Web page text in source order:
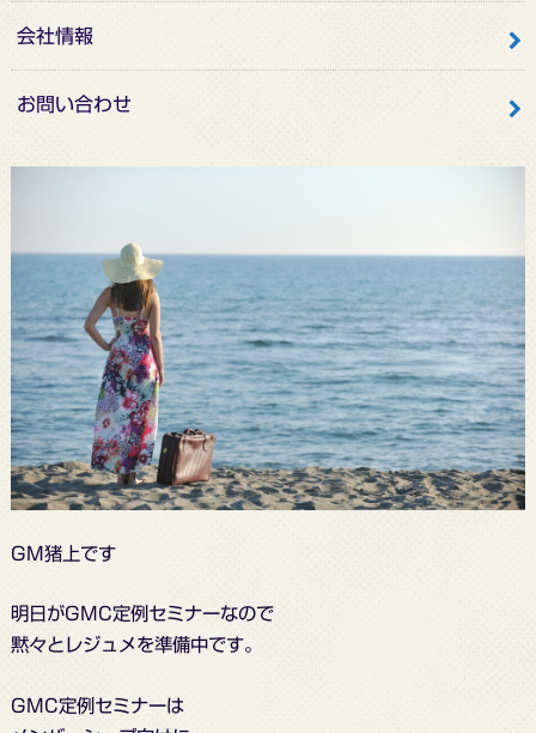
会社情報
お問い合わせ
GM猪上です
明日がGMC定例セミナーなので
黙々とレジュメを準備中です。
GMC定例セミナーは